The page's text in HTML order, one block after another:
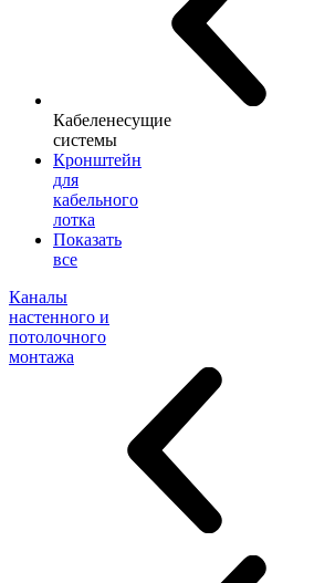
Кабеленесущие
системы
Кронштейн
для
кабельного
лотка
Показать
все
Каналы
настенного и
потолочного
монтажа